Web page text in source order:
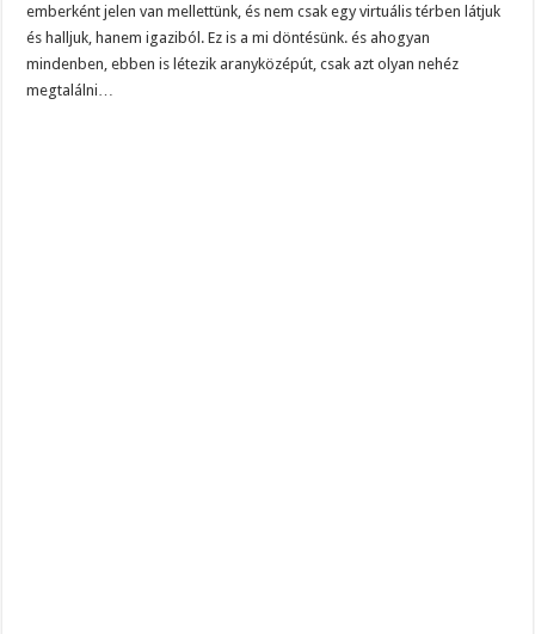
emberként jelen van mellettünk, és nem csak egy virtuális térben látjuk
és halljuk, hanem igaziból. Ez is a mi döntésünk. és ahogyan
mindenben, ebben is létezik aranyközépút, csak azt olyan nehéz
megtalálni…